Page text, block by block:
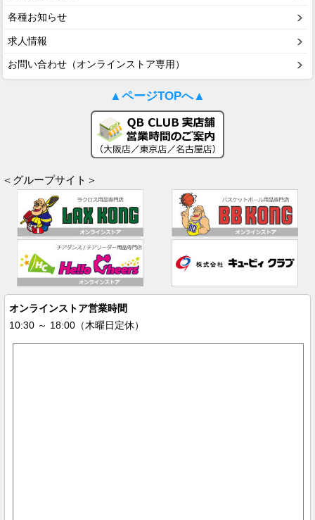
各種お知らせ
求人情報
お問い合わせ（オンラインストア専用）
▲ページTOPへ▲
＜グループサイト＞
オンラインストア営業時間
10:30 ～ 18:00（木曜日定休）